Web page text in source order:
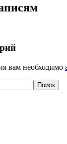
вам необходимо